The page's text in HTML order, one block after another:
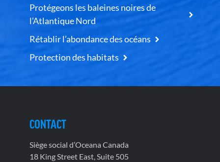
Protégeons les baleines noires de
l’Atlantique Nord
Rétablir l’abondance des océans
Protection des habitats
CONTACT
Siège social d’Oceana Canada
18 King Street East, Suite 505